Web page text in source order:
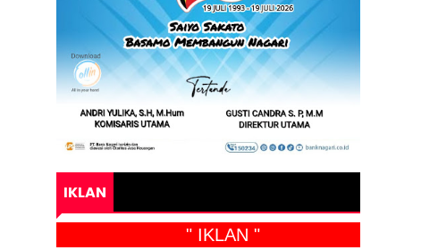
IKLAN
" IKLAN "